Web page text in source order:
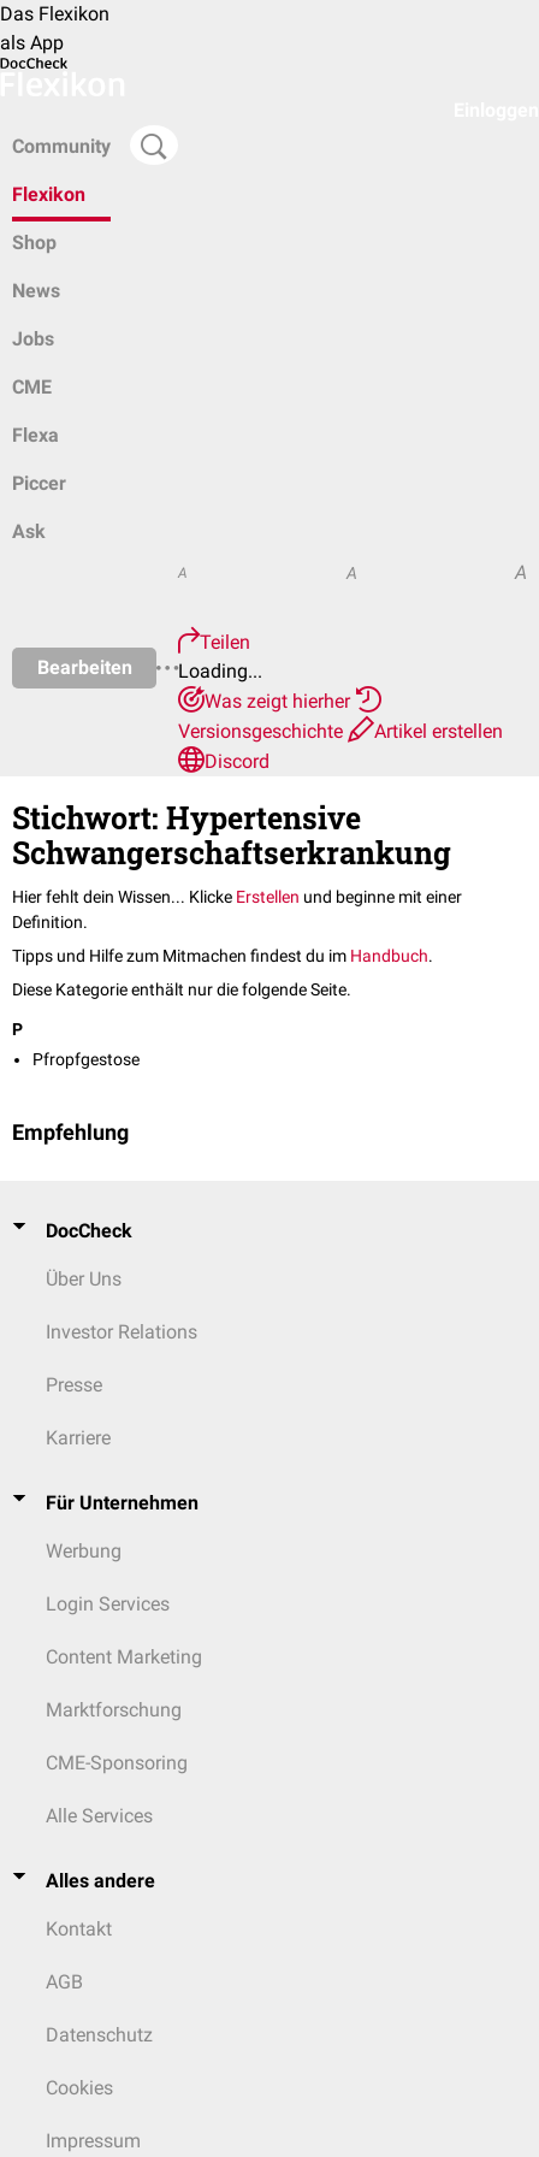
Das Flexikon
als App
Community
Flexikon
Shop
News
Jobs
CME
Flexa
Piccer
Ask
Bearbeiten
A A A
Teilen
Loading...
Was zeigt hierher
Versionsgeschichte
Artikel erstellen
Discord
Stichwort: Hypertensive
Schwangerschaftserkrankung
Hier fehlt dein Wissen... Klicke Erstellen und beginne mit einer
Definition.
Tipps und Hilfe zum Mitmachen findest du im Handbuch.
Diese Kategorie enthält nur die folgende Seite.
P
Pfropfgestose
Empfehlung
DocCheck
Über Uns
Investor Relations
Presse
Karriere
Für Unternehmen
Werbung
Login Services
Content Marketing
Marktforschung
CME-Sponsoring
Alle Services
Alles andere
Kontakt
AGB
Datenschutz
Cookies
Impressum